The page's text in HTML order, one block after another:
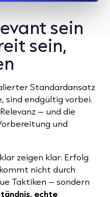
sein
sein,
Standardansatz
sind endgültig vorbei.
– und die
und
zeigen klar: Erfolg
nicht durch
Taktiken – sondern
echte